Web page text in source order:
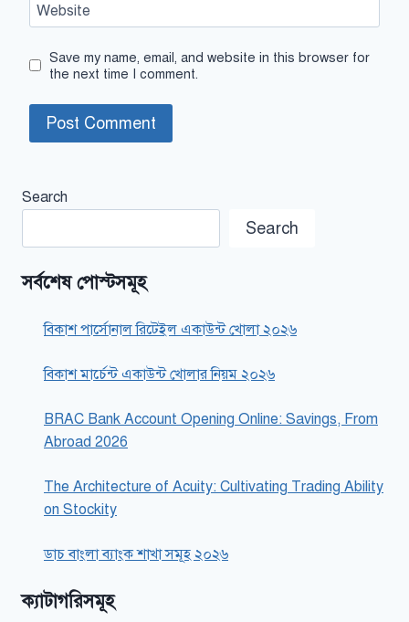
Website
Save my name, email, and website in this browser for
the next time I comment.
Search
Search
সর্বশেষ পোস্টসমূহ
বিকাশ পার্সোনাল রিটেইল একাউন্ট খোলা ২০২৬
বিকাশ মার্চেন্ট একাউন্ট খোলার নিয়ম ২০২৬
BRAC Bank Account Opening Online: Savings, From
Abroad 2026
The Architecture of Acuity: Cultivating Trading Ability
on Stockity
ডাচ বাংলা ব্যাংক শাখা সমূহ ২০২৬
ক্যাটাগরিসমূহ